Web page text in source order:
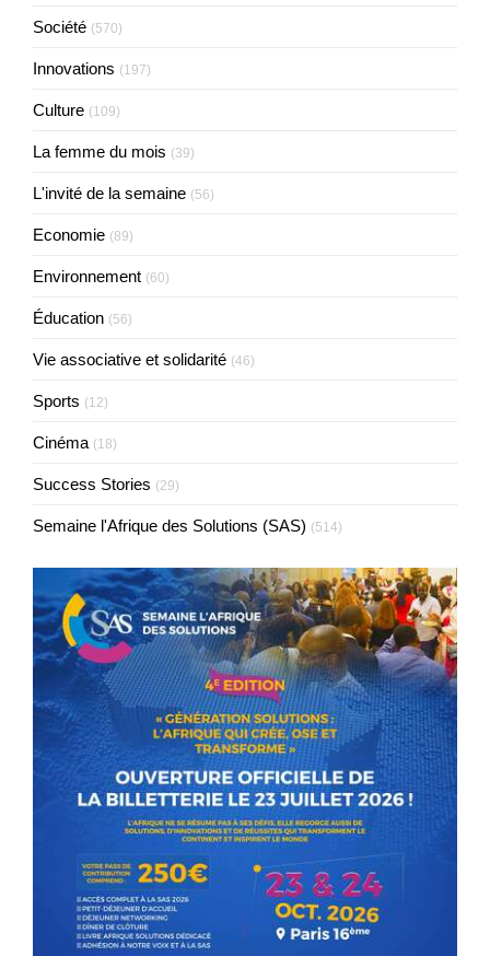
Société (570)
Innovations (197)
Culture (109)
La femme du mois (39)
L'invité de la semaine (56)
Economie (89)
Environnement (60)
Éducation (56)
Vie associative et solidarité (46)
Sports (12)
Cinéma (18)
Success Stories (29)
Semaine l'Afrique des Solutions (SAS) (514)